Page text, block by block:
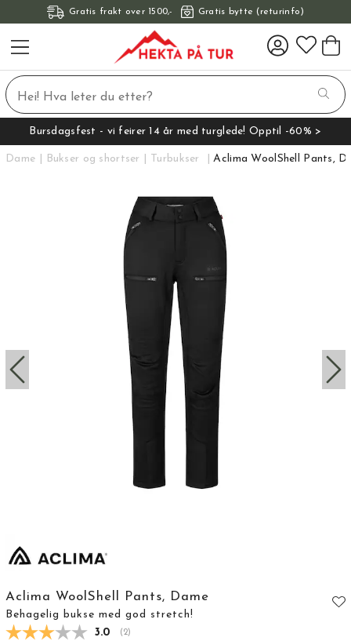
Gratis frakt over 1500,- Gratis bytte (returinfo)
Bursdagsfest - vi feirer 14 år med turglede! Opptil -60% >
Dame Bukser og shortser Turbukser Aclima WoolShell Pants,
Aclima WoolShell Pants, Dame
Behagelig bukse med god stretch!
Gjennomsnittskarakter:
3.0 (stemmer:
2)